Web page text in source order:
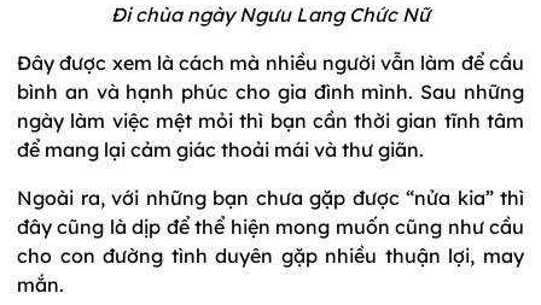
Đi chùa ngày Ngưu Lang Chức Nữ
Đây được xem là cách mà nhiều người vẫn làm để cầu
bình an và hạnh phúc cho gia đình mình. Sau những
ngày làm việc mệt mỏi thì bạn cần thời gian tĩnh tâm
để mang lại cảm giác thoải mái và thư giãn.
Ngoài ra, với những bạn chưa gặp được “nửa kia” thì
đây cũng là dịp để thể hiện mong muốn cũng như cầu
cho con đường tình duyên gặp nhiều thuận lợi, may
mắn.